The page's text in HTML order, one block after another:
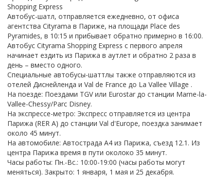
Shopping Express
Автобус-шатл, отправляется ежедневно, от офиса
агентства Cityrama в Париже, на площади Place des
Pyramides, в 10:15 и прибывает обратно примерно в 16:00.
Автобус Cityrama Shopping Express с первого апреля
начинает ездить из Парижа в аутлет и обратно 2 раза в
день – вместо одного.
Специальные автобусы-шаттлы также отправляются из
отелей Диснейленда и Val de France до La Vallee Village .
На поезде: Поездами TGV или Eurostar до станции Marne-la-
Vallee-Chessy/Parc Disney.
На экспрессе-метро: Экспресс отправляется из центра
Парижа (RER A) до станции Val d'Europe, поездка занимает
около 45 минут.
На автомобиле: Автострада А4 из Парижа, съезд 12.1. Из
центра Парижа время в пути околоко 35 минут.
Часы работы: Пн.-Вс.: 10:00-19:00 (часы работы могут
меняться). Закрыто: 1 января, 1 мая и 25 декабря.